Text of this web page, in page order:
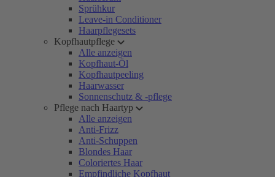
Sprühkur
Leave-in Conditioner
Haarpflegesets
Kopfhautpflege
Alle anzeigen
Kopfhaut-Öl
Kopfhautpeeling
Haarwasser
Sonnenschutz & -pflege
Pflege nach Haartyp
Alle anzeigen
Anti-Frizz
Anti-Schuppen
Blondes Haar
Coloriertes Haar
Empfindliche Kopfhaut